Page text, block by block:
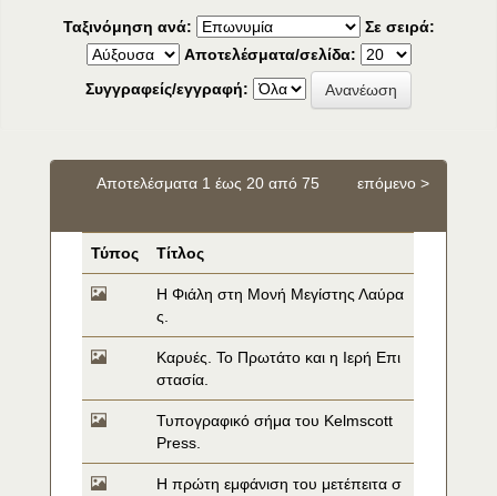
Ταξινόμηση ανά:
Σε σειρά:
Αποτελέσματα/σελίδα:
Συγγραφείς/εγγραφή:
Αποτελέσματα 1 έως 20 από 75 επόμενο >
Τύπος Τίτλος
Η Φιάλη στη Μονή Μεγίστης Λαύρα
ς.
Καρυές. Το Πρωτάτο και η Ιερή Επι
στασία.
Τυπογραφικό σήμα του Kelmscott
Press.
Η πρώτη εμφάνιση του μετέπειτα σ